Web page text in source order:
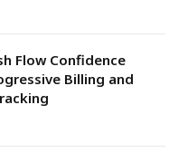
Flow Confidence
Billing and